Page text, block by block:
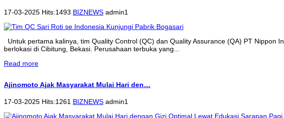
17-03-2025 Hits:1493 BIZNEWS admin1
Untuk pertama kalinya, tim Quality Control (QC) dan Quality Assurance (QA) PT Nippon
berlokasi di Cibitung, Bekasi. Perusahaan terbuka yang...
Read more
Ajinomoto Ajak Masyarakat Mulai Hari den…
17-03-2025 Hits:1261 BIZNEWS admin1